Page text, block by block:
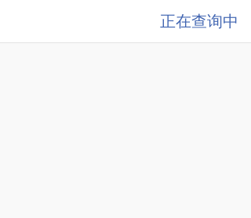
正在查询中